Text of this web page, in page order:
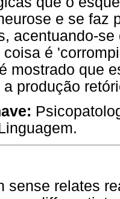
e se faz
acentuando-
coisa é
mostrado que
produção
sense relates